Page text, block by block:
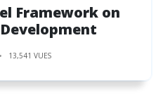
Framework on
13,541 VUES